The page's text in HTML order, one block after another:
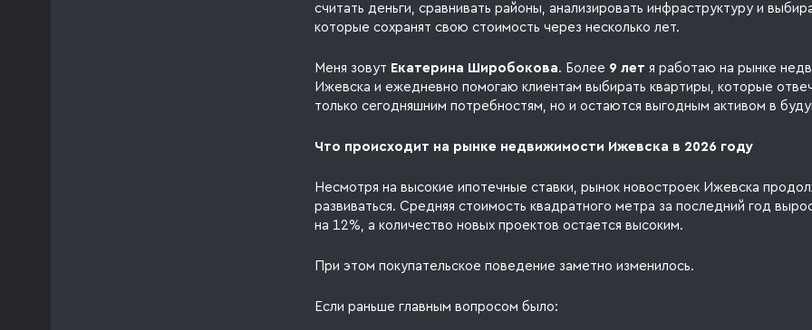
считать деньги, сравнивать районы, анализировать инфраструктуру и
которые сохранят свою стоимость через несколько лет.
Меня зовут Екатерина Широбокова. Более 9 лет я работаю на рынке
Ижевска и ежедневно помогаю клиентам выбирать квартиры, которые
только сегодняшним потребностям, но и остаются выгодным активом в
Что происходит на рынке недвижимости Ижевска в 2026 году
Несмотря на высокие ипотечные ставки, рынок новостроек Ижевска
развиваться. Средняя стоимость квадратного метра за последний год
на 12%, а количество новых проектов остается высоким.
При этом покупательское поведение заметно изменилось.
Если раньше главным вопросом было: